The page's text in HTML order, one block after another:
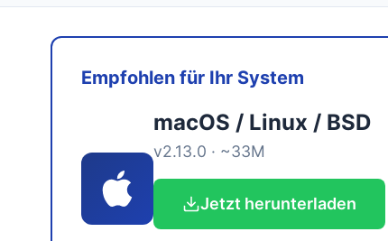
Empfohlen für Ihr System
macOS / Linux / BSD
v2.13.0 · ~33M
Jetzt herunterladen